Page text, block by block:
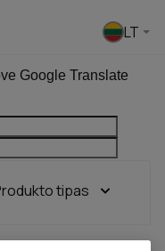
LT
tipas
Google Translate